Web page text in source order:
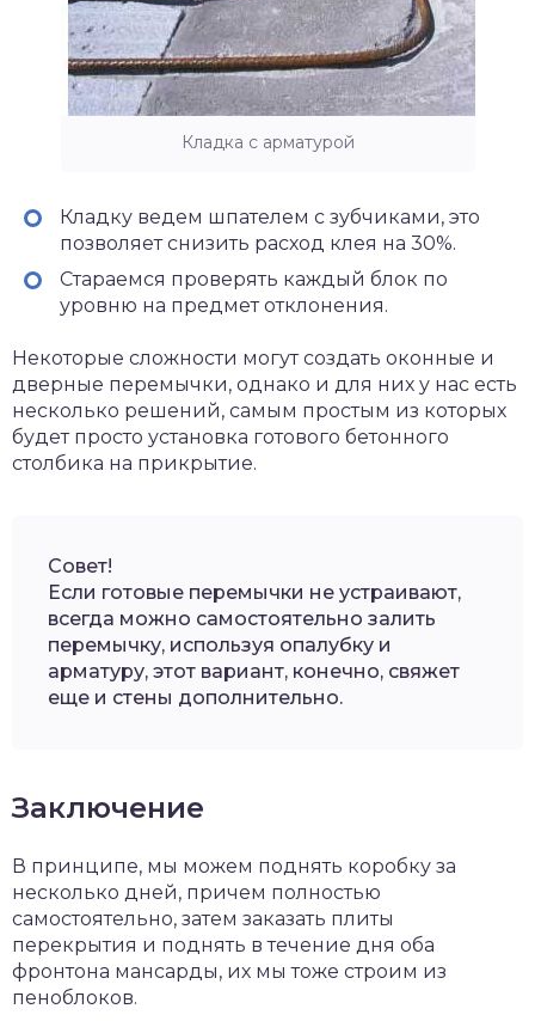
Кладка с арматурой
Кладку ведем шпателем с зубчиками, это
позволяет снизить расход клея на 30%.
Стараемся проверять каждый блок по
уровню на предмет отклонения.
Некоторые сложности могут создать оконные и
дверные перемычки, однако и для них у нас есть
несколько решений, самым простым из которых
будет просто установка готового бетонного
столбика на прикрытие.
Совет!
Если готовые перемычки не устраивают,
всегда можно самостоятельно залить
перемычку, используя опалубку и
арматуру, этот вариант, конечно, свяжет
еще и стены дополнительно.
Заключение
В принципе, мы можем поднять коробку за
несколько дней, причем полностью
самостоятельно, затем заказать плиты
перекрытия и поднять в течение дня оба
фронтона мансарды, их мы тоже строим из
пеноблоков.